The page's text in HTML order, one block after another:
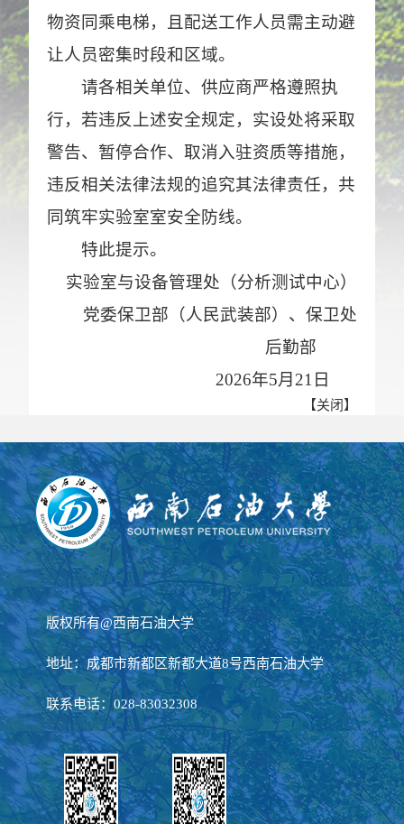
物资同乘电梯，且配送工作人员需主动避
让人员密集时段和区域。
请各相关单位、供应商严格遵照执
行，若违反上述安全规定，实设处将采取
警告、暂停合作、取消入驻资质等措施，
违反相关法律法规的追究其法律责任，共
同筑牢实验室室安全防线。
特此提示。
实验室与设备管理处（分析测试中心）
党委保卫部（人民武装部）、保卫处
后勤部
2026年5月 21 日
【关闭 】
版权所有@西南石油大学
地址：成都市新都区新都大道8号西南石油大学
联系电话：028-83032308